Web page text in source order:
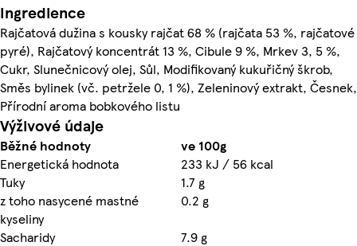
Ingredience
Rajčatová dužina s kousky rajčat 68 % (rajčata 53 %, rajčatové
pyré), Rajčatový koncentrát 13 %, Cibule 9 %, Mrkev 3, 5 %,
Cukr, Slunečnicový olej, Sůl, Modifikovaný kukuřičný škrob,
Směs bylinek (vč. petržele 0, 1 %), Zeleninový extrakt, Česnek,
Přírodní aroma bobkového listu
Výživové údaje
Běžné hodnoty
ve 100g
Energetická hodnota
233 kJ / 56 kcal
Tuky
1.7 g
z toho nasycené mastné
kyseliny
0.2 g
Sacharidy
7.9 g